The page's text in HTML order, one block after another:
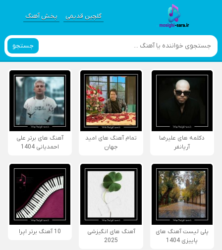
گلچین قدیمی پخش آهنگ
جستجو
دکلمه های علیرضا
آریانفر
تمام آهنگ های امید
جهان
آهنگ های برتر علی
احمدیانی 1404
پلی لیست آهنگ های
پاییزی 1404
آهنگ های انگیزشی
2025
10 آهنگ برتر اپرا